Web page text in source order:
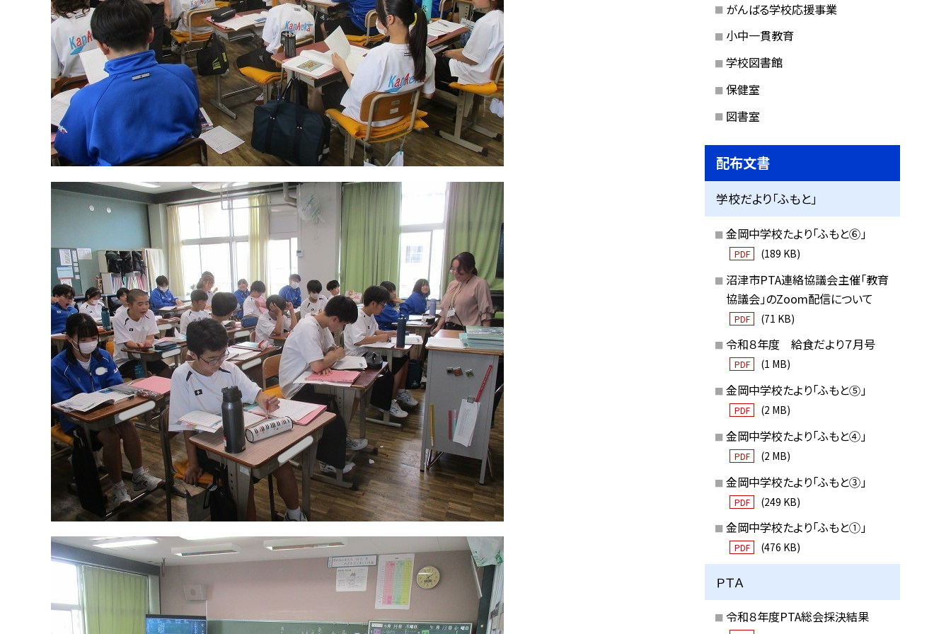
がんばる学校応援事業
小中一貫教育
学校図書館
保健室
図書室
配布文書
学校だより「ふもと」
金岡中学校たより「ふもと⑥」
PDF (189 KB)
沼津市PTA連絡協議会主催「教育
協議会」のZoom配信について
PDF (71 KB)
令和８年度 給食だより７月号
PDF (1 MB)
金岡中学校たより「ふもと⑤」
PDF (2 MB)
金岡中学校たより「ふもと④」
PDF (2 MB)
金岡中学校たより「ふもと③」
PDF (249 KB)
金岡中学校たより「ふもと①」
PDF (476 KB)
ＰＴＡ
令和８年度PTA総会採決結果